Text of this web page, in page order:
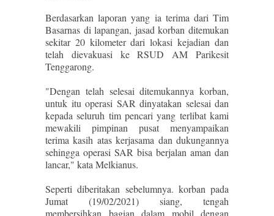
Berdasarkan laporan yang ia terima dari Tim
Basarnas di lapangan, jasad korban ditemukan
sekitar 20 kilometer dari lokasi kejadian dan
telah dievakuasi ke RSUD AM Parikesit
Tenggarong.
"Dengan telah selesai ditemukannya korban,
untuk itu operasi SAR dinyatakan selesai dan
kepada seluruh tim pencari yang terlibat kami
mewakili pimpinan pusat menyampaikan
terima kasih atas kerjasama dan dukungannya
sehingga operasi SAR bisa berjalan aman dan
lancar," kata Melkianus.
Seperti diberitakan sebelumnya. korban pada
Jumat (19/02/2021) siang, tengah
membersihkan bagian dalam mobil dengan